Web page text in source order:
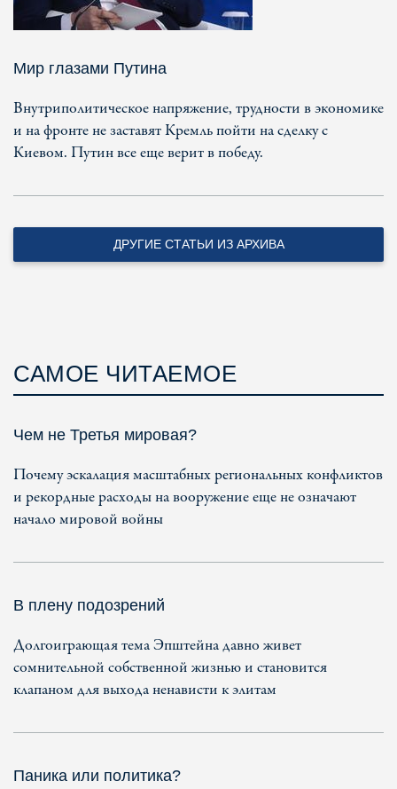
Мир глазами Путина
Внутриполитическое напряжение, трудности в экономике
и на фронте не заставят Кремль пойти на сделку с
Киевом. Путин все еще верит в победу.
ДРУГИЕ СТАТЬИ ИЗ АРХИВА
САМОЕ ЧИТАЕМОЕ
Чем не Третья мировая?
Почему эскалация масштабных региональных конфликтов
и рекордные расходы на вооружение еще не означают
начало мировой войны
В плену подозрений
Долгоиграющая тема Эпштейна давно живет
сомнительной собственной жизнью и становится
клапаном для выхода ненависти к элитам
Паника или политика?